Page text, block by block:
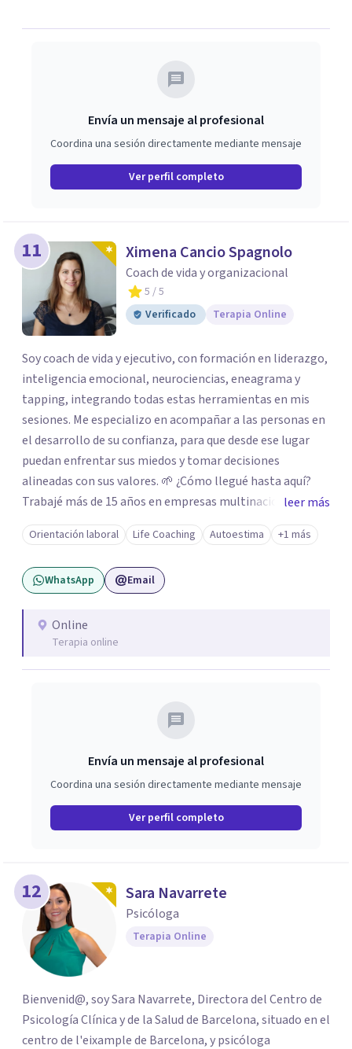
Envía un mensaje al profesional
Coordina una sesión directamente mediante mensaje
Ver perfil completo
11 Ximena Cancio Spagnolo
Coach de vida y organizacional
5 / 5
Verificado
Terapia Online
Soy coach de vida y ejecutivo, con formación en liderazgo,
inteligencia emocional, neurociencias, eneagrama y
tapping, integrando todas estas herramientas en mis
sesiones. Me especializo en acompañar a las personas en
el desarrollo de su confianza, para que desde ese lugar
puedan enfrentar sus miedos y tomar decisiones
alineadas con sus valores. 🌱 ¿Cómo llegué hasta aquí?
Trabajé más de 15 años en empresas multinacionales y
estudios contables como contadora pública
especializada en impuestos. Durante ese recorrido tuve la
oportunidad de liderar equipos, y fue allí donde descubrí
mi pasión por acompañar a las personas en su desarrollo
camino de autoconocimiento me llevó a cuestionar
creencias, miedos y mandatos que ya no estaban
alineados conmigo. Ese proceso me impulsó a tomar
con lo que realmente quiero construir. ✨
leer más
Orientación laboral Life Coaching Autoestima +1 más
WhatsApp Email
Online
Terapia online
Envía un mensaje al profesional
Coordina una sesión directamente mediante mensaje
Ver perfil completo
12 Sara Navarrete
Psicóloga
Terapia Online
Bienvenid@, soy Sara Navarrete, Directora del Centro de
Psicología Clínica y de la Salud de Barcelona, situado en el
centro de l'eixample de Barcelona, y psicóloga